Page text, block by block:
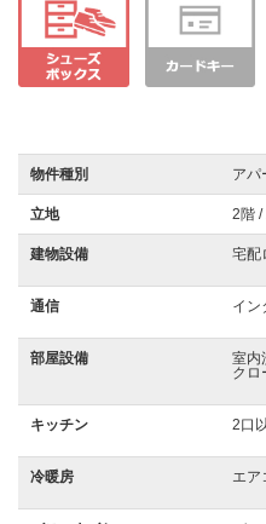
物件種別 アパ
立地 2階 /
建物設備 宅配
通信 イン
部屋設備 室内
クロ
キッチン 2口
冷暖房 エア